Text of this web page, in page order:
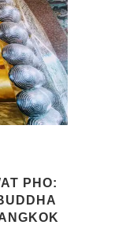
PHO: